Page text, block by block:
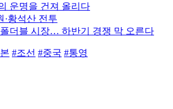
운명을 건져 올리다
·황석산 전투
더블 시장… 하반기 경쟁 막 오른다
#조선 #중국 #통영